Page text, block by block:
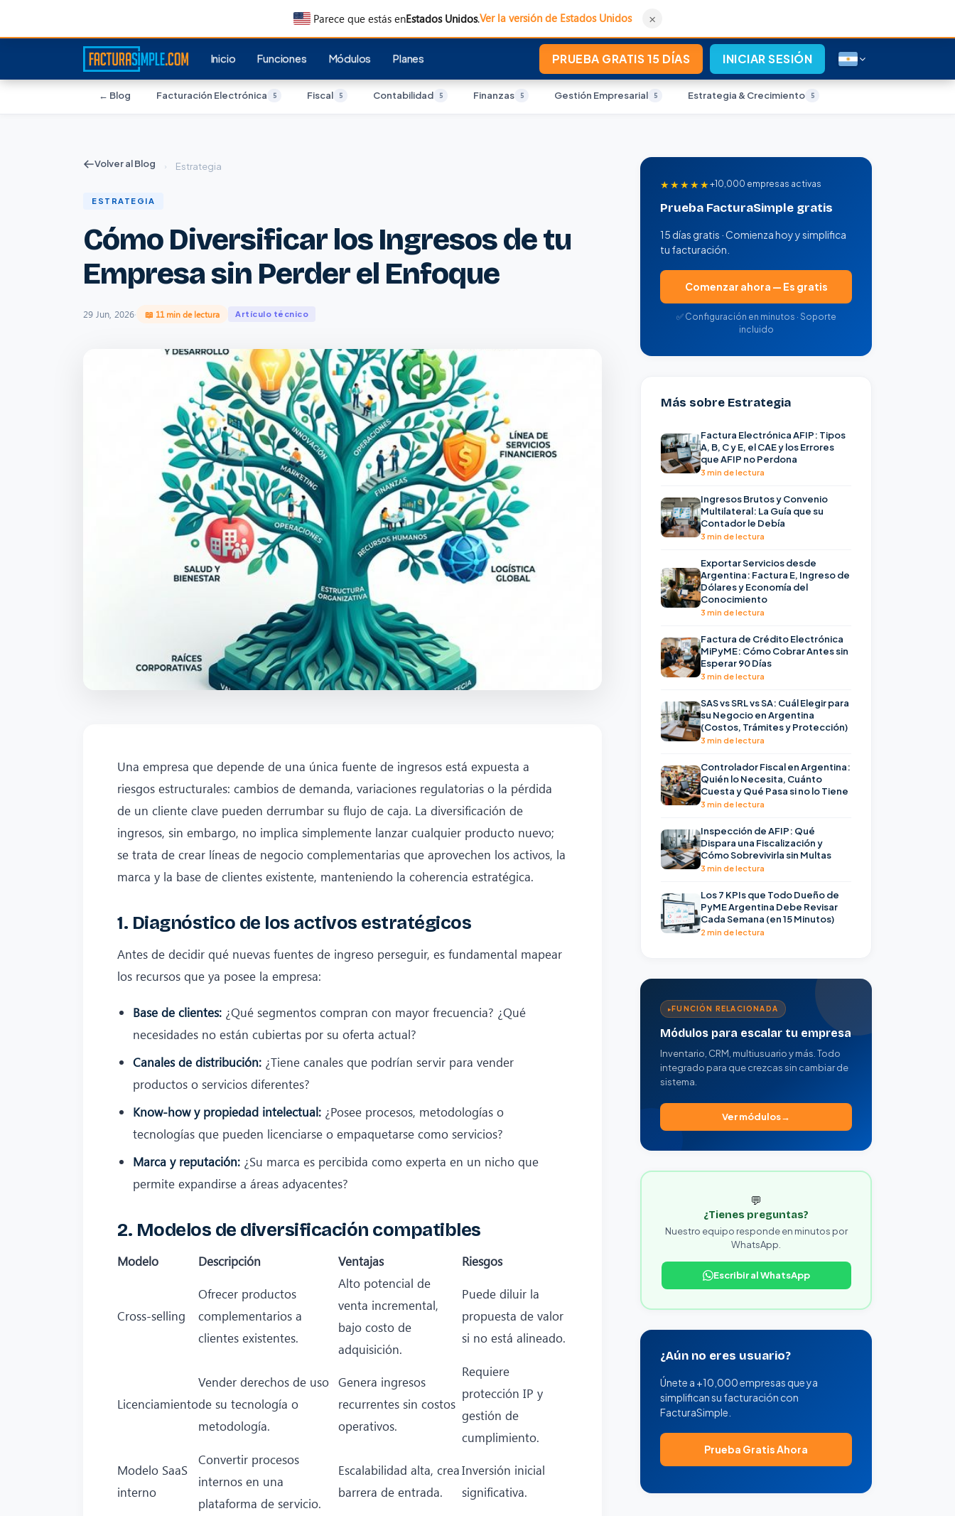
Parece que estás enEstados Unidos.Ver la versión de Estados Unidos ×
Inicio Funciones Módulos Planes PRUEBA GRATIS 15 DÍAS INICIAR SESIÓN
← Blog Facturación Electrónica 5 Fiscal 5 Contabilidad 5 Finanzas 5 Gestión Empresarial 5 Estrategia & Crecimiento 5
Volver al Blog › Estrategia
ESTRATEGIA
Cómo Diversificar los Ingresos de tu
Empresa sin Perder el Enfoque
29 Jun, 2026· 📖 11 min de lectura Artículo técnico
Una empresa que depende de una única fuente de ingresos está expuesta a
riesgos estructurales: cambios de demanda, variaciones regulatorias o la pérdida
de un cliente clave pueden derrumbar su flujo de caja. La diversificación de
ingresos, sin embargo, no implica simplemente lanzar cualquier producto nuevo;
se trata de crear líneas de negocio complementarias que aprovechen los activos, la
marca y la base de clientes existente, manteniendo la coherencia estratégica.
1. Diagnóstico de los activos estratégicos
Antes de decidir qué nuevas fuentes de ingreso perseguir, es fundamental mapear
los recursos que ya posee la empresa:
Base de clientes: ¿Qué segmentos compran con mayor frecuencia? ¿Qué
necesidades no están cubiertas por su oferta actual?
Canales de distribución: ¿Tiene canales que podrían servir para vender
productos o servicios diferentes?
Know‑how y propiedad intelectual: ¿Posee procesos, metodologías o
tecnologías que pueden licenciarse o empaquetarse como servicios?
Marca y reputación: ¿Su marca es percibida como experta en un nicho que
permite expandirse a áreas adyacentes?
2. Modelos de diversificación compatibles
Modelo Descripción Ventajas Riesgos
Cross‑selling
Ofrecer productos
complementarios a
clientes existentes.
Alto potencial de
venta incremental,
bajo costo de
adquisición.
Puede diluir la
propuesta de valor
si no está alineado.
Licenciamiento
Vender derechos de uso
de su tecnología o
metodología.
Genera ingresos
recurrentes sin costos
operativos.
Requiere
protección IP y
gestión de
cumplimiento.
Modelo SaaS
interno
Convertir procesos
internos en una
plataforma de servicio.
Escalabilidad alta, crea
barrera de entrada.
Inversión inicial
significativa.
★★★★★+10,000 empresas activas
Prueba FacturaSimple gratis
15 días gratis · Comienza hoy y simplifica
tu facturación.
Comenzar ahora — Es gratis
✅ Configuración en minutos · Soporte
incluido
Más sobre Estrategia
Factura Electrónica AFIP: Tipos
A, B, C y E, el CAE y los Errores
que AFIP no Perdona
3 min de lectura
Ingresos Brutos y Convenio
Multilateral: La Guía que su
Contador le Debía
3 min de lectura
Exportar Servicios desde
Argentina: Factura E, Ingreso de
Dólares y Economía del
Conocimiento
3 min de lectura
Factura de Crédito Electrónica
MiPyME: Cómo Cobrar Antes sin
Esperar 90 Días
3 min de lectura
SAS vs SRL vs SA: Cuál Elegir para
su Negocio en Argentina
(Costos, Trámites y Protección)
3 min de lectura
Controlador Fiscal en Argentina:
Quién lo Necesita, Cuánto
Cuesta y Qué Pasa si no lo Tiene
3 min de lectura
Inspección de AFIP: Qué
Dispara una Fiscalización y
Cómo Sobrevivirla sin Multas
3 min de lectura
Los 7 KPIs que Todo Dueño de
PyME Argentina Debe Revisar
Cada Semana (en 15 Minutos)
2 min de lectura
FUNCIÓN RELACIONADA
Módulos para escalar tu empresa
Inventario, CRM, multiusuario y más. Todo
integrado para que crezcas sin cambiar de
sistema.
Ver módulos
💬
¿Tienes preguntas?
Nuestro equipo responde en minutos por
WhatsApp.
Escribir al WhatsApp
¿Aún no eres usuario?
Únete a +10,000 empresas que ya
simplifican su facturación con
FacturaSimple.
Prueba Gratis Ahora